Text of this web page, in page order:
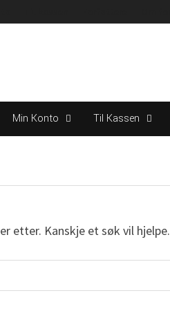
Min Konto Til Kassen
etter. Kanskje et søk vil hjelpe.